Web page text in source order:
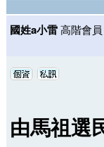
國姓a小雷高階會員
由馬祖選